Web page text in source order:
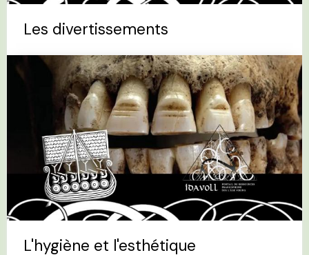
Les divertissements
L'hygiène et l'esthétique